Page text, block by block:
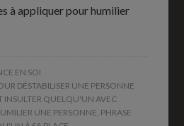
à appliquer pour humilier
EN SOI
DÉSTABILISER UNE PERSONNE
INSULTER QUELQU'UN AVEC
UNE PERSONNE, PHRASE